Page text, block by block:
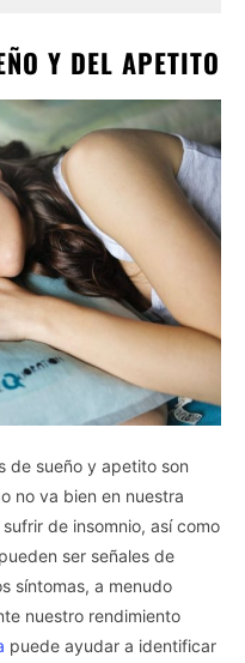
Y DEL APETITO
de sueño y apetito son
no va bien en nuestra
de insomnio, así como
ser señales de
síntomas, a menudo
nuestro rendimiento
puede ayudar a identificar